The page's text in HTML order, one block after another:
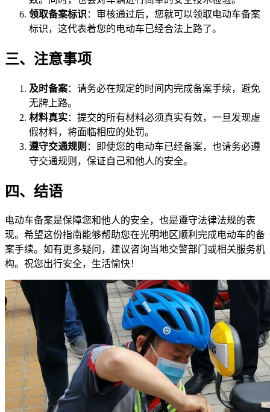
领取备案标识 ：审核通过后，您就可以领取电动车备案
标识，这代表着您的电动车已经合法上路了。
三、注意事项
及时备案：请务必在规定的时间内完成备案手续，避免
无牌上路。
材料真实：提交的所有材料必须真实有效，一旦发现虚
假材料，将面临相应的处罚。
遵守交通规则 ：即使您的电动车已经备案，也请务必遵
守交通规则，保证自己和他人的安全。
四、结语
电动车备案是保障您和他人的安全，也是遵守法律法规的表
现。希望这份指南能够帮助您在光明地区顺利完成电动车的备
案手续。如有更多疑问，建议咨询当地交警部门或相关服务机
构。祝您出行安全，生活愉快！